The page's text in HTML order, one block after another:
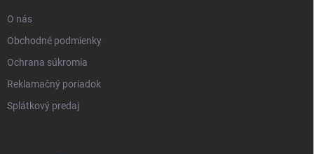
O nás
Obchodné podmienky
Ochrana súkromia
Reklamačný poriadok
Splátkový predaj